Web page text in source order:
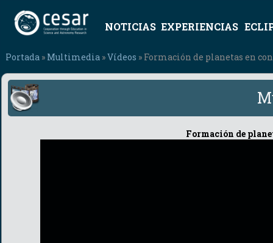
NOTICIAS EXPERIENCIAS
Portada » Multimedia »Vídeos » Formación de planetas en
Formación de